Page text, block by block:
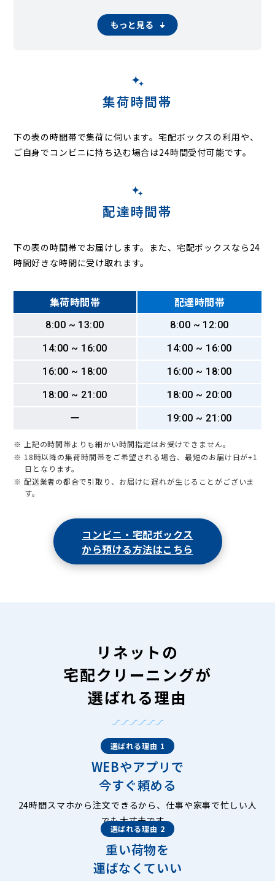
もっと見る
集荷時間帯
下の表の時間帯で集荷に伺います。宅配ボックスの利用や、
ご自身でコンビニに持ち込む場合は24時間受付可能です。
配達時間帯
下の表の時間帯でお届けします。また、宅配ボックスなら24
時間好きな時間に受け取れます。
集荷時間帯 配達時間帯
8:00 ~ 13:00
8:00 ~ 12:00
14:00 ~ 16:00
14:00 ~ 16:00
16:00 ~ 18:00
16:00 ~ 18:00
18:00 ~ 21:00
18:00 ~ 20:00
ー
19:00 ~ 21:00
※ 上記の時間帯よりも細かい時間指定はお受けできません。
※ 18時以降の集荷時間帯をご希望される場合、最短のお届け日が+1
日となります。
※ 配送業者の都合で引取り、お届けに遅れが生じることがございま
す。
コンビニ・宅配ボックス
から預ける方法はこちら
リネットの
宅配クリーニングが
選ばれる理由
選ばれる理由 1
WEBやアプリで
今すぐ頼める
24時間スマホから注文できるから、仕事や家事で忙しい人
でも大丈夫です。
選ばれる理由 2
重い荷物を
運ばなくていい